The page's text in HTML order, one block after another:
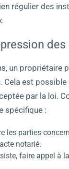
régulier des
un propriétaire
est possible
par la loi.
spécifique :
les parties
notarié.
faire appel à